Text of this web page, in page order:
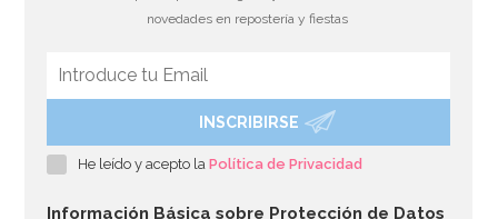
Bombona de Helio para Globos Maxi
novedades en repostería y fiestas
INSCRIBIRSE
He leído y acepto laPolítica de Privacidad
Información Básica sobre Protección de Datos